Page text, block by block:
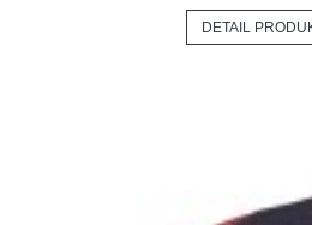
DETAIL